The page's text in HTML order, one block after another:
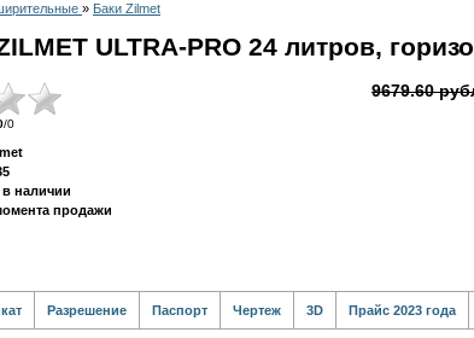
» Баки Zilmet
ULTRA-PRO 24 литров,
/0
9679.60
в наличии
продажи
Разрешение Паспорт Чертеж 3D Прайс 2023 года